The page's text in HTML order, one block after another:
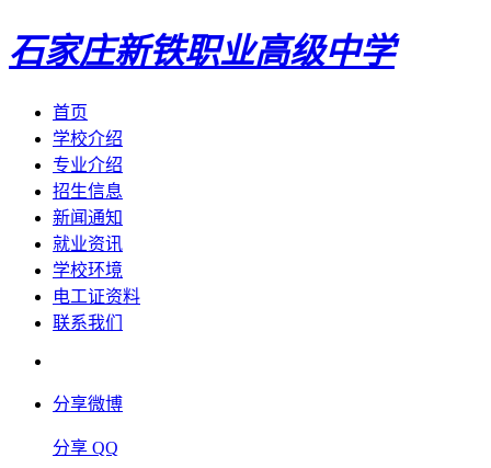
石家庄新铁职业高级中学
首页
学校介绍
专业介绍
招生信息
新闻通知
就业资讯
学校环境
电工证资料
联系我们
分享微博
分享 QQ